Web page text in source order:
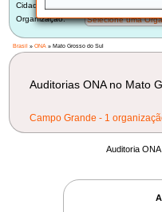
Cidade:
Organização:
Selecione uma
Brasil »ONA » Mato Grosso do Sul
Auditorias ONA no Mato
Campo Grande - 1
Auditoria